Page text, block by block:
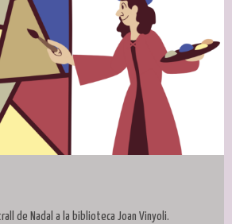
de Nadal a la biblioteca Joan Vinyoli.